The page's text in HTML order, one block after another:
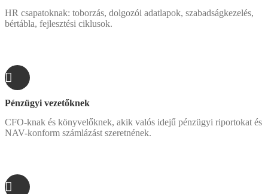
HR csapatoknak: toborzás, dolgozói adatlapok, szabadságkezelés,
bértábla, fejlesztési ciklusok.
Pénzügyi vezetőknek
CFO-knak és könyvelőknek, akik valós idejű pénzügyi riportokat és
NAV-konform számlázást szeretnének.